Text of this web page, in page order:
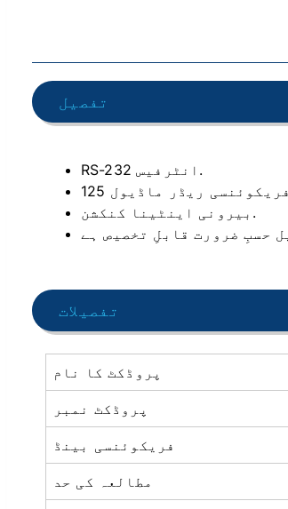
تفصیل
RS-232 انٹرفیس.
بیرونی اینٹینا کنکشن.
تفصیلات
پروڈکٹ کا نام
پروڈکٹ نمبر
فریکوئنسی بینڈ
مطالعہ کی حد